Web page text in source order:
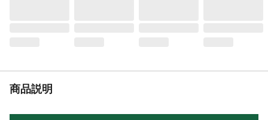
13kcal
商品説明